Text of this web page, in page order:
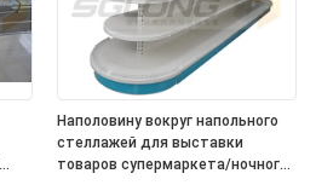
Наполовину вокруг напольного
стеллажей для выставки
товаров супермаркета/ночного